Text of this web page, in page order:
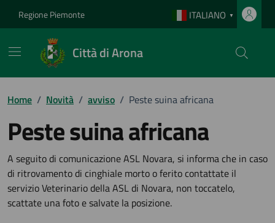
Regione Piemonte ITALIANO ▼
Città di Arona
Home / Novità / avviso / Peste suina africana
Peste suina africana
Dettagli della notizia
A seguito di comunicazione ASL Novara, si informa che in caso
di ritrovamento di cinghiale morto o ferito contattate il
servizio Veterinario della ASL di Novara, non toccatelo,
scattate una foto e salvate la posizione.